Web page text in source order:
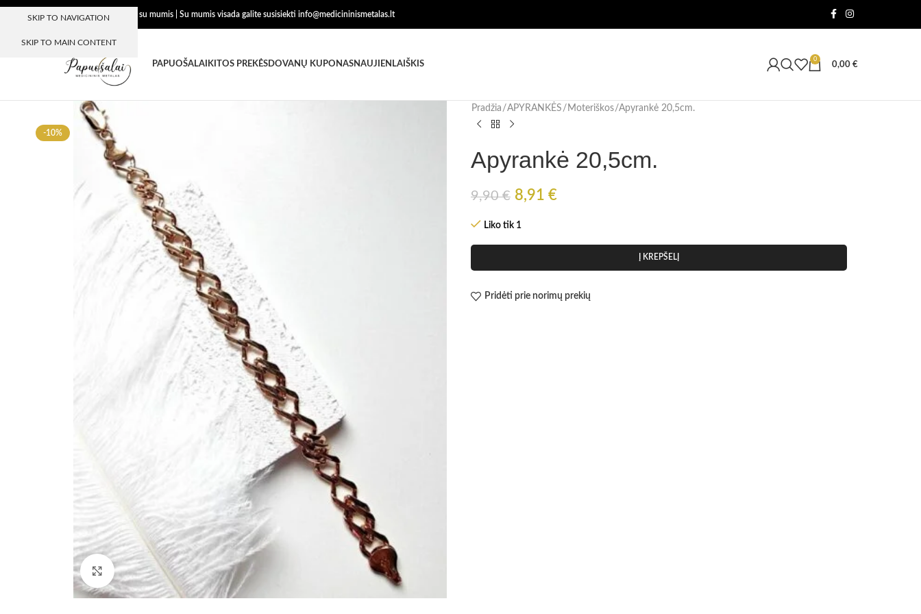
SKIP TO NAVIGATION
SKIP TO MAIN CONTENT
Dėkojame, kad esate su mumis | Su mumis visada galite susisiekti info@medicininismetalas.lt
PAPUOŠALAI KITOS PREKĖSDOVANŲ KUPONASNAUJIENLAIŠKIS
0
0,00 €
-10%
Paspauskite, kad padidinti
Pradžia APYRANKĖS Moteriškos Apyrankė 20,5cm.
Apyrankė 20,5cm.
9,90€ 8,91 €
Liko tik 1
Į KREPŠELĮ
Pridėti prie norimų prekių